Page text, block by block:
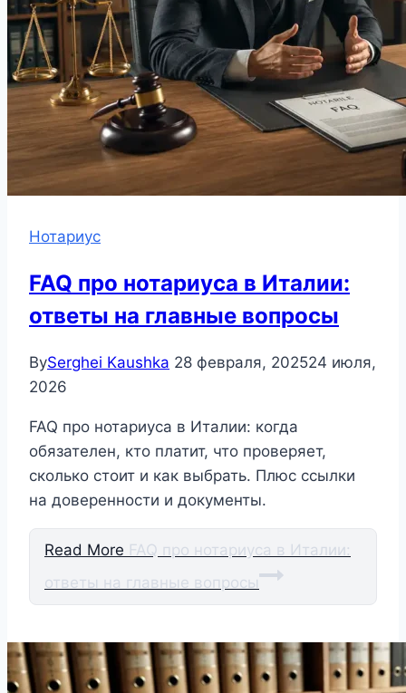
Нотариус
FAQ про нотариуса в Италии:
ответы на главные вопросы
BySerghei Kaushka 28 февраля, 202524 июля,
2026
FAQ про нотариуса в Италии: когда
обязателен, кто платит, что проверяет,
сколько стоит и как выбрать. Плюс ссылки
на доверенности и документы.
Read More FAQ про нотариуса в Италии:
ответы на главные вопросы